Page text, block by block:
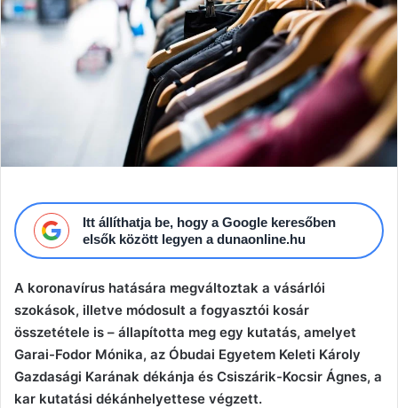
Itt állíthatja be, hogy a Google keresőben
elsők között legyen a dunaonline.hu
A koronavírus hatására megváltoztak a vásárlói
szokások, illetve módosult a fogyasztói kosár
összetétele is – állapította meg egy kutatás, amelyet
Garai-Fodor Mónika, az Óbudai Egyetem Keleti Károly
Gazdasági Karának dékánja és Csiszárik-Kocsir Ágnes, a
kar kutatási dékánhelyettese végzett.